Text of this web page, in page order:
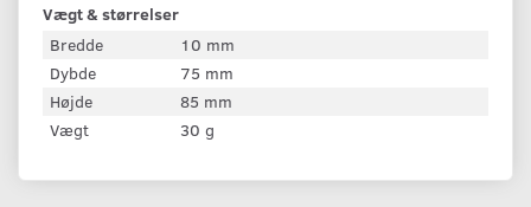
Vægt & størrelser
Bredde
10 mm
Dybde
75 mm
Højde
85 mm
Vægt
30 g